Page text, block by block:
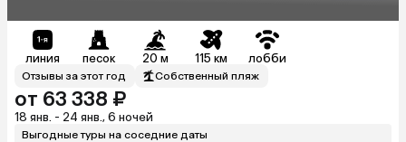
линия песок 20 м 115 км лобби
Отзывы за этот год Собственный пляж
от 63 338 ₽
18 янв. - 24 янв., 6 ночей
Выгодные туры на соседние даты